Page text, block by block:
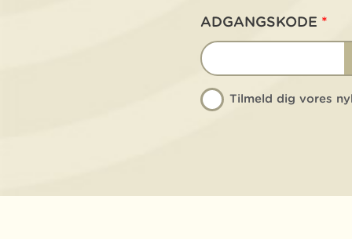
ADGANGSKODE *
Tilmeld dig vores